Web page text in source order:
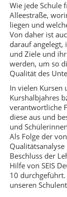
Wie jede Schule
Alleestraße,
liegen und
Von daher ist
darauf angelegt,
und Ziele und
werden, um so
Qualität des
In vielen Kursen
Kurshalbjahres
verantwortliche
diese aus und
und
Als Folge der
Beschluss der
Hilfe von SEIS
10
unseren